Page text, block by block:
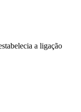
a ligação